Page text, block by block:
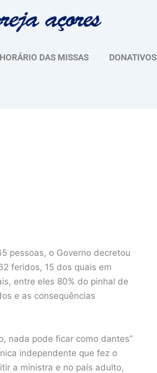
HORÁRIO DAS MISSAS DONATIVOS
pessoas, o Governo decretou
feridos, 15 dos quais em
entre eles 80% do pinhal de
e as consequências
nada pode ficar como dantes”
independente que fez o
a ministra e no país adulto,